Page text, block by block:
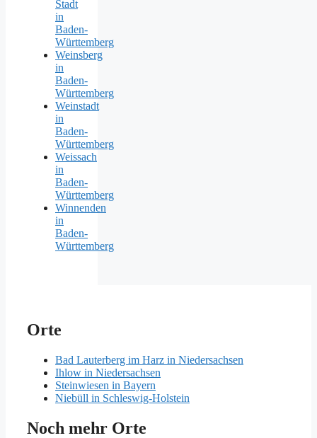
Stadt
in
Baden-
Württemberg
Weinsberg
in
Baden-
Württemberg
Weinstadt
in
Baden-
Württemberg
Weissach
in
Baden-
Württemberg
Winnenden
in
Baden-
Württemberg
Orte
Bad Lauterberg im Harz in Niedersachsen
Ihlow in Niedersachsen
Steinwiesen in Bayern
Niebüll in Schleswig-Holstein
Noch mehr Orte